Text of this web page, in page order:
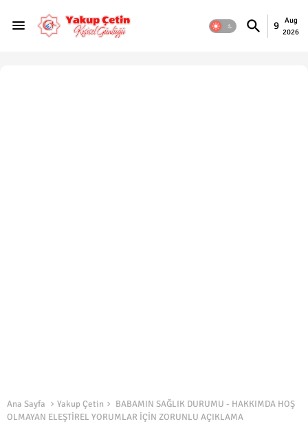
9
Aug
2026
Ana Sayfa Yakup Çetin
BABAMIN SAĞLIK DURUMU - HAKKIMDA HOŞ
OLMAYAN ELEŞTİREL YORUMLAR İÇİN ZORUNLU AÇIKLAMA